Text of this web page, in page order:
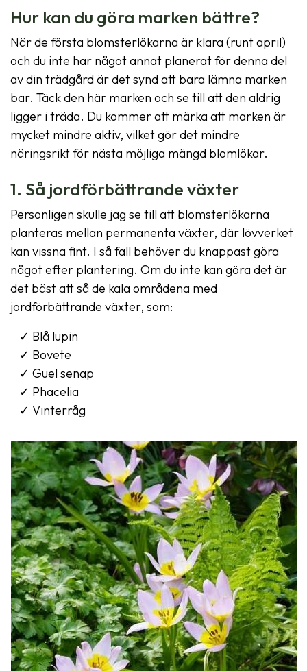
Hur kan du göra marken bättre?
När de första blomsterlökarna är klara (runt april)
och du inte har något annat planerat för denna del
av din trädgård är det synd att bara lämna marken
bar. Täck den här marken och se till att den aldrig
ligger i träda. Du kommer att märka att marken är
mycket mindre aktiv, vilket gör det mindre
näringsrikt för nästa möjliga mängd blomlökar.
1. Så jordförbättrande växter
Personligen skulle jag se till att blomsterlökarna
planteras mellan permanenta växter, där lövverket
kan vissna fint. I så fall behöver du knappast göra
något efter plantering. Om du inte kan göra det är
det bäst att så de kala områdena med
jordförbättrande växter, som:
Blå lupin
Bovete
Guel senap
Phacelia
Vinterråg